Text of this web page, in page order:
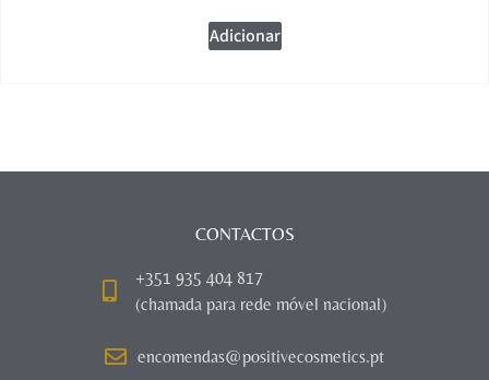
Adicionar
CONTACTOS
+351 935 404 817
(chamada para rede móvel nacional)
encomendas@positivecosmetics.pt